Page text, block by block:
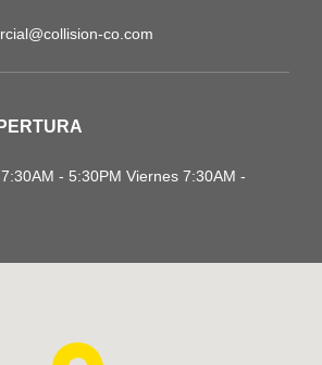
co.com
7:30AM - 5:30PM Viernes 7:30AM -